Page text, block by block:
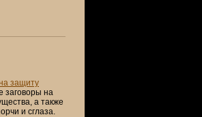
защиту
заговоры на
а также
и сглаза.